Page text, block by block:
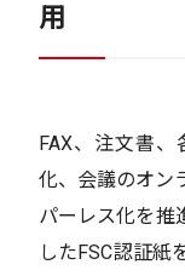
用
FAX、注文書
化、会議のオン
パーレス化を推
したFSC認証紙